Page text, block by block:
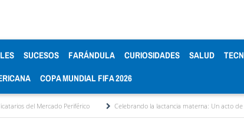
SUCESOS FARÁNDULA CURIOSIDADES SALUD
COPA MUNDIAL FIFA 2026
Periférico Celebrando la lactancia materna: Un acto de amor y vida